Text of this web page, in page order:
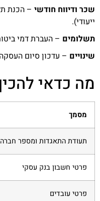
שכר ודיווח חודשי – הכנת
ייעודי).
תשלומים – העברת דמי
שינויים – עדכון סיום
מה כדאי
מסמך
תעודת התאגדות ומספר חברה
פרטי חשבון בנק עסקי
פרטי עובדים